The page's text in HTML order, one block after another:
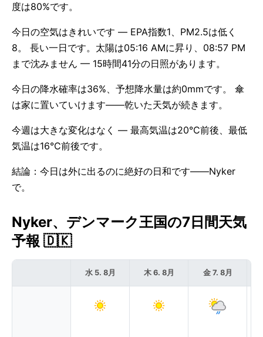
度は80%です。
今日の空気はきれいです — EPA指数1、PM2.5は低く
8。 長い一日です。太陽は05:16 AMに昇り、08:57 PM
まで沈みません — 15時間41分の日照があります。
今日の降水確率は36%、予想降水量は約0mmです。 傘
は家に置いていけます——乾いた天気が続きます。
今週は大きな変化はなく — 最高気温は20°C前後、最低
気温は16°C前後です。
結論：今日は外に出るのに絶好の日和です——Nyker
で。
Nyker、デンマーク王国の7日間天気
予報 🇩🇰
水 5. 8月 木 6. 8月 金 7. 8月